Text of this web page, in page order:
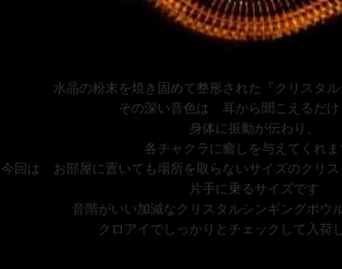
水晶の粉末を焼き固めて整形された『クリスタル
その深い音色は 耳から聞こえるだけ
身体に振動が伝わり、
各チャクラに癒しを与えてくれま
今回は お部屋に置いても場所を取らないサイズのクリス
片手に乗るサイズです
音階がいい加減なクリスタルシンギングボウ
クロアイでしっかりとチェックして入荷